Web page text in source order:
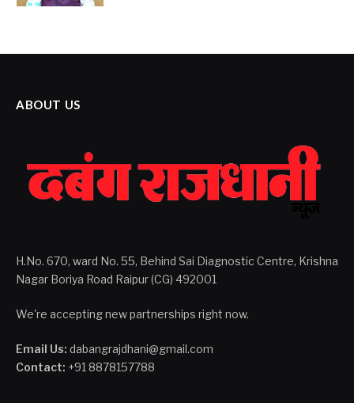
ABOUT US
H.No. 670, ward No. 55, Behind Sai Diagnostic Centre, Krishna
Nagar Boriya Road Raipur (CG) 492001
We're accepting new partnerships right now.
Email Us: dabangrajdhani@gmail.com
Contact: +91 8878157788